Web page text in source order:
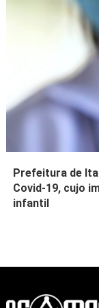
Prefeitura de
Covid-19, cujo
infantil